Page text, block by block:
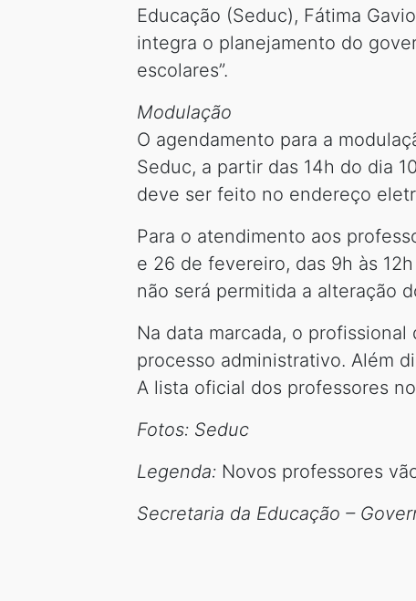
Educação (Seduc), Fátima
integra o planejamento do
escolares”.
Modulação
O agendamento para a
Seduc, a partir das 14h do dia
deve ser feito no endereço
Para o atendimento aos
e 26 de fevereiro, das 9h às
não será permitida a alteração
Na data marcada, o
processo administrativo. Além
A lista oficial dos professores
Fotos: Seduc
Legenda: Novos professores
Secretaria da Educação –